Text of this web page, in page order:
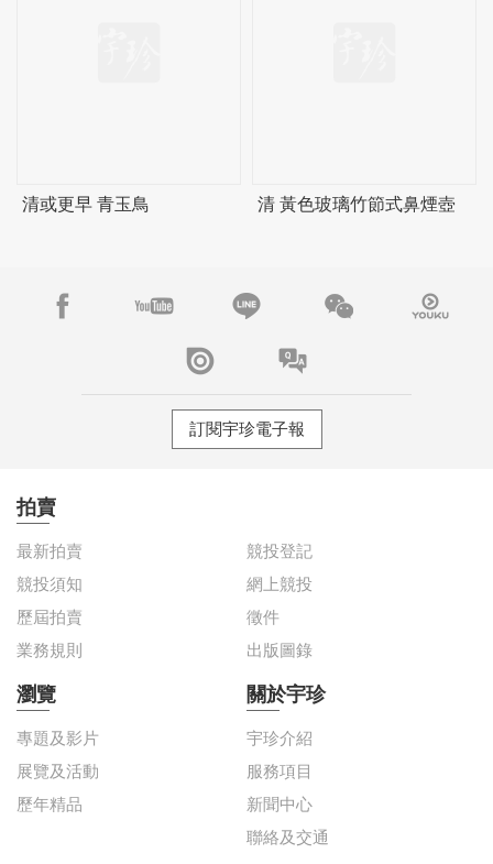
清或更早 青玉鳥 清 黃色玻璃竹節式鼻煙壺
訂閱宇珍電子報
拍賣
最新拍賣
競投登記
競投須知
網上競投
歷屆拍賣
徵件
業務規則
出版圖錄
瀏覽
專題及影片
展覽及活動
歷年精品
關於宇珍
宇珍介紹
服務項目
新聞中心
聯絡及交通